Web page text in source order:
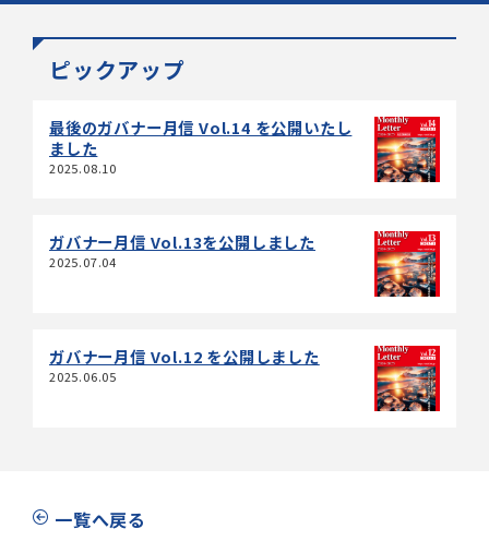
ピックアップ
最後のガバナー月信 Vol.14 を公開いたし
ました
2025.08.10
ガバナー月信 Vol.13を公開しました
2025.07.04
ガバナー月信 Vol.12 を公開しました
2025.06.05
一覧へ戻る